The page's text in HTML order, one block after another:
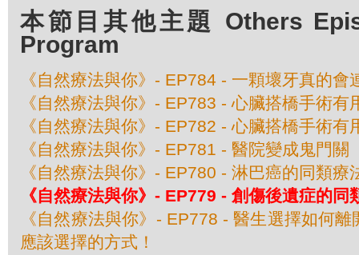
本節目其他主題 Others
Program
《自然療法與你》- EP784 - 一顆壞牙真的會
《自然療法與你》- EP783 - 心臟搭橋手術有
《自然療法與你》- EP782 - 心臟搭橋手術有
《自然療法與你》- EP781 - 醫院變成鬼門關
《自然療法與你》- EP780 - 淋巴癌的同類療
《自然療法與你》- EP779 - 創傷後遺症的同
《自然療法與你》- EP778 - 醫生選擇如何
應該選擇的方式！